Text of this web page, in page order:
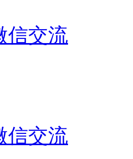
信交流
信交流